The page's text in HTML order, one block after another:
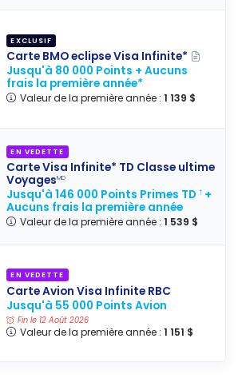
EXCLUSIF
Carte BMO eclipse Visa Infinite*
Jusqu'à 80 000 Points + Aucuns
frais la première année*
Valeur de la première année : 1 139 $
EN VEDETTE
Carte Visa Infinite* TD Classe ultime
VoyagesMD
Jusqu'à 146 000 Points Primes TD† +
Aucuns frais la première année
Valeur de la première année : 1 539 $
EN VEDETTE
Carte Avion Visa Infinite RBC
Jusqu'à 55 000 Points Avion
Fin le 12 Août 2026
Valeur de la première année : 1 151 $